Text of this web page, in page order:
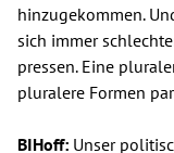
hinzugekommen.
sich immer
pressen. Eine
pluralere Formen
BIHoff: Unser